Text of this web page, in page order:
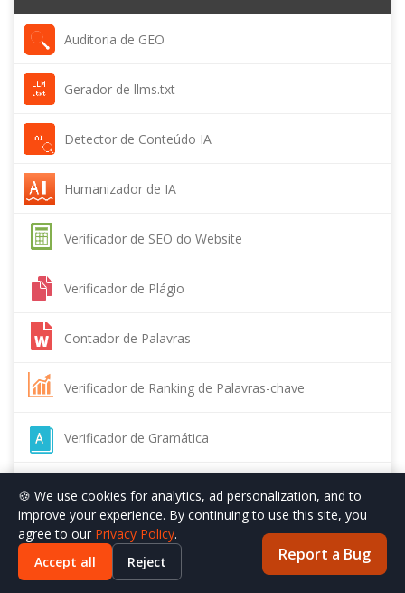
Auditoria de GEO
Gerador de llms.txt
Detector de Conteúdo IA
Humanizador de IA
Verificador de SEO do Website
Verificador de Plágio
Contador de Palavras
Verificador de Ranking de Palavras-chave
Verificador de Gramática
Verificador de Autoridade de Domínio
Verificador de Legibilidade
Report a Bug
🍪 We use cookies for analytics, ad personalization, and to
improve your experience. By continuing to use this site, you
agree to our Privacy Policy.
Accept all
Reject